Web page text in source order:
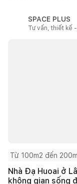
SPACE PLUS
Tư vấn, thiết kế
Từ 100m2 đến
Nhà Đạ Huoai ở
không gian sống